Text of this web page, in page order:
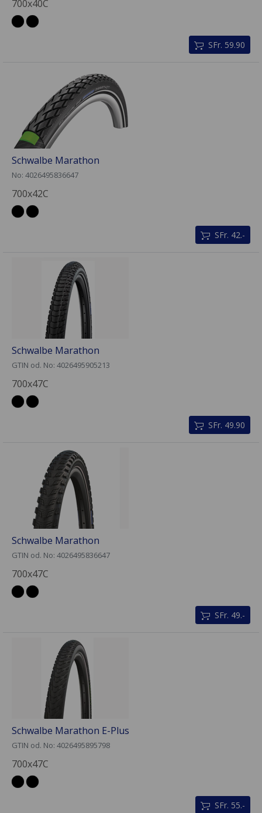
700x40C
SFr. 59.90
Schwalbe Marathon
No: 4026495836647
700x42C
SFr. 42.-
Schwalbe Marathon
GTIN od. No: 4026495905213
700x47C
SFr. 49.90
Schwalbe Marathon
GTIN od. No: 4026495836647
700x47C
SFr. 49.-
Schwalbe Marathon E-Plus
GTIN od. No: 4026495895798
700x47C
SFr. 55.-